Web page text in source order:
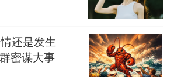
还是发生
密谋大事